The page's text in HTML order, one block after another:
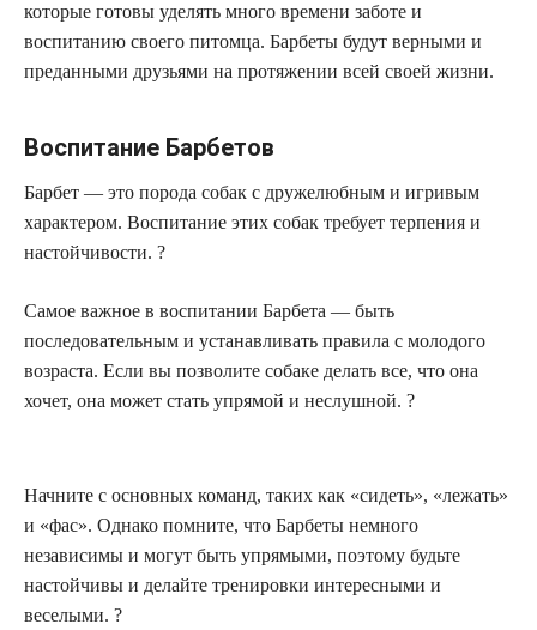
которые готовы уделять много времени заботе и
воспитанию своего питомца. Барбеты будут верными и
преданными друзьями на протяжении всей своей жизни.
Воспитание Барбетов
Барбет — это порода собак с дружелюбным и игривым
характером. Воспитание этих собак требует терпения и
настойчивости. ?
Самое важное в воспитании Барбета — быть
последовательным и устанавливать правила с молодого
возраста. Если вы позволите собаке делать все, что она
хочет, она может стать упрямой и неслушной. ?
Начните с основных команд, таких как «сидеть», «лежать»
и «фас». Однако помните, что Барбеты немного
независимы и могут быть упрямыми, поэтому будьте
настойчивы и делайте тренировки интересными и
веселыми. ?